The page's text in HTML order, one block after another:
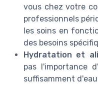
vous chez votre
professionnels
les soins en
des besoins
Hydratation et
pas l'importance
suffisamment